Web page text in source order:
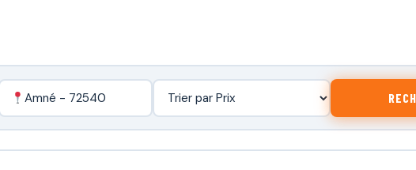
Amné - 72540